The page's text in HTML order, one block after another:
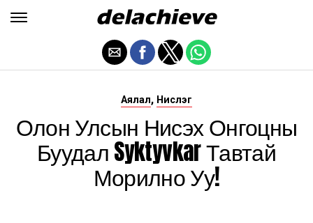
Аялал, Нислэг
Олон Улсын Нисэх Онгоцны
Буудал Syktyvkar Тавтай
Морилно Уу!